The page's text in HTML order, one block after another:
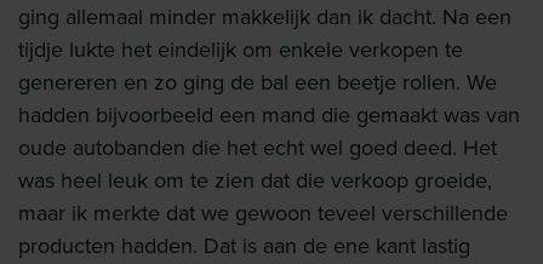
ging allemaal minder makkelijk dan ik dacht. Na een
tijdje lukte het eindelijk om enkele verkopen te
genereren en zo ging de bal een beetje rollen. We
hadden bijvoorbeeld een mand die gemaakt was van
oude autobanden die het echt wel goed deed. Het
was heel leuk om te zien dat die verkoop groeide,
maar ik merkte dat we gewoon teveel verschillende
producten hadden. Dat is aan de ene kant lastig